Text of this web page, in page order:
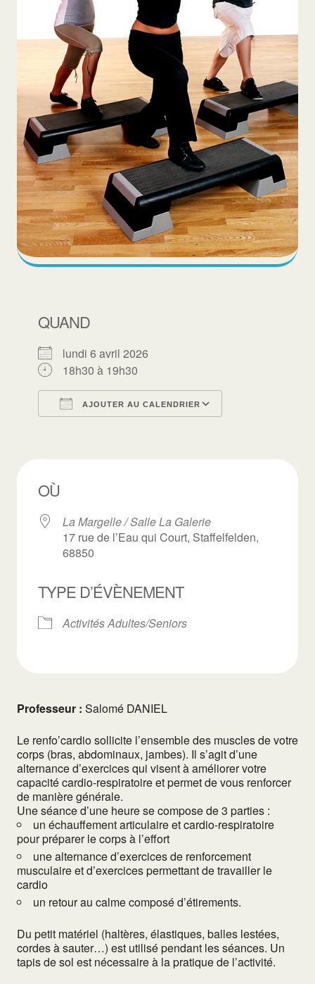
QUAND
lundi 6 avril 2026
18h30 à 19h30
AJOUTER AU CALENDRIER
OÙ
La Margelle / Salle La Galerie
17 rue de l’Eau qui Court, Staffelfelden,
68850
TYPE D’ÉVÈNEMENT
Activités Adultes/Seniors
Professeur : Salomé DANIEL
Le renfo’cardio sollicite l’ensemble des muscles de votre
corps (bras, abdominaux, jambes). Il s’agit d’une
alternance d’exercices qui visent à améliorer votre
capacité cardio-respiratoire et permet de vous renforcer
de manière générale.
Une séance d’une heure se compose de 3 parties :
un échauffement articulaire et cardio-respiratoire
pour préparer le corps à l’effort
une alternance d’exercices de renforcement
musculaire et d’exercices permettant de travailler le
cardio
un retour au calme composé d’étirements.
Du petit matériel (haltères, élastiques, balles lestées,
cordes à sauter…) est utilisé pendant les séances. Un
tapis de sol est nécessaire à la pratique de l’activité.